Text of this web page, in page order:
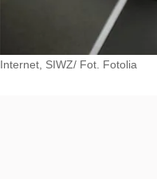
Internet, SIWZ/ Fot. Fotolia